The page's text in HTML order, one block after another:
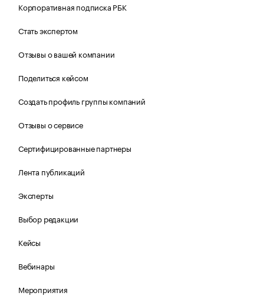
Корпоративная подписка РБК
Стать экспертом
Отзывы о вашей компании
Поделиться кейсом
Создать профиль группы компаний
Отзывы о сервисе
Сертифицированные партнеры
Лента публикаций
Эксперты
Выбор редакции
Кейсы
Вебинары
Мероприятия